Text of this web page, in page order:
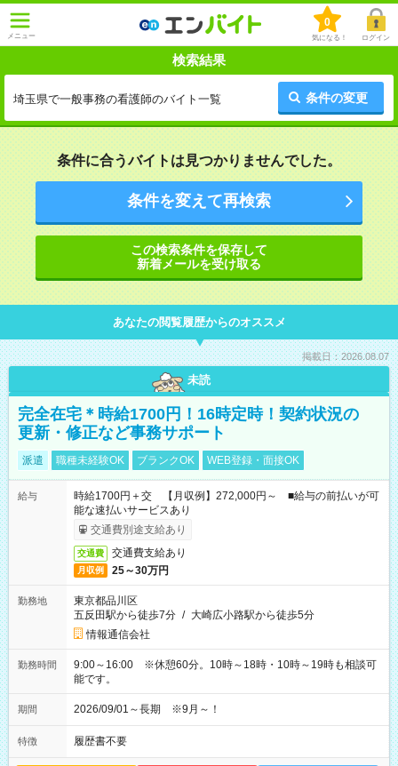
メニュー
0
気になる！ ログイン
検索結果
埼玉県で一般事務の看護師のバイト一覧 条件の変更
条件に合うバイトは見つかりませんでした。
条件を変えて再検索
この検索条件を保存して
新着メールを受け取る
あなたの閲覧履歴からのオススメ
掲載日：2026.08.07
未読
完全在宅＊時給1700円！16時定時！契約状況の
更新・修正など事務サポート
派遣 職種未経験OK ブランクOK WEB登録・面接OK
給与
時給1700円＋交 【月収例】272,000円～ ■給与の前払いが可
能な速払いサービスあり
交通費別途支給あり
交通費 交通費支給あり
月収例 25～30万円
勤務地
東京都品川区
五反田駅から徒歩7分 / 大崎広小路駅から徒歩5分
情報通信会社
勤務時間
9:00～16:00 ※休憩60分。10時～18時・10時～19時も相談可
能です。
期間 2026/09/01～長期 ※9月～！
特徴 履歴書不要